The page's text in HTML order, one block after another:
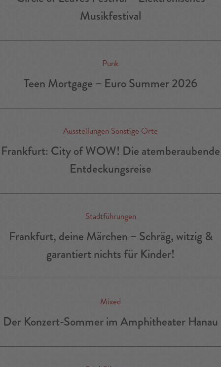
Musikfestival
Punk
Teen Mortgage – Euro Summer 2026
Ausstellungen Sonstige Orte
Frankfurt: City of WOW! Die atemberaubende
Entdeckungsreise
Stadtführungen
Frankfurt, deine Märchen – Schräg, witzig &
garantiert nichts für Kinder!
Mixed
Der Konzert-Sommer im Amphitheater Hanau